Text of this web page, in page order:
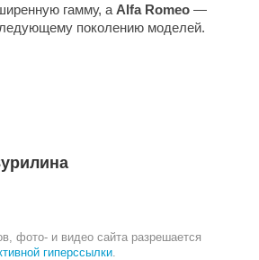
гамму, а Alfa Romeo —
поколению моделей.
фото- и видео сайта разрешается
гиперссылки